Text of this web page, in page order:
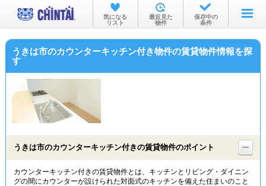
お部屋を探す
沿線・駅から
不動産会社から
TOP
気になる
リスト
最近見た
物件
保存中の
条件
うきは市のカウンターキッチン付き物件の賃貸物件情報を探
す
うきは市のカウンターキッチン付きの賃貸物件のポイント
カウンターキッチン付きの賃貸物件とは、キッチンとリビング・ダイニン
グの間にカウンターが設けられた対面式のキッチンを備えた住まいのこと